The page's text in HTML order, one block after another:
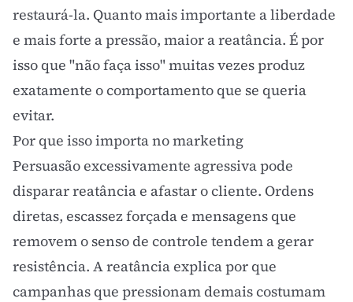
restaurá-la. Quanto mais importante a liberdade
e mais forte a pressão, maior a reatância. É por
isso que "não faça isso" muitas vezes produz
exatamente o comportamento que se queria
evitar.
Por que isso importa no marketing
Persuasão excessivamente agressiva pode
disparar reatância e afastar o cliente. Ordens
diretas, escassez forçada e mensagens que
removem o senso de controle tendem a gerar
resistência. A reatância explica por que
campanhas que pressionam demais costumam